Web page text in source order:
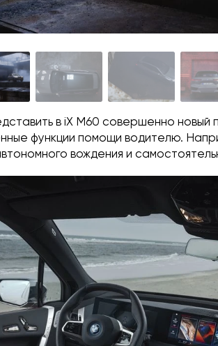
в iX M60 совершенно новый
функции помощи водителю.
вождения и